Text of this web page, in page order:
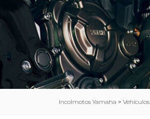
Incolmotos Yamaha > Vehículos